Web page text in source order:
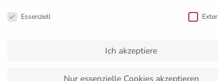
Datenschutzeinstellungen
Essenziell
Ich akzeptiere
Nur essenzielle Cookies akzeptieren